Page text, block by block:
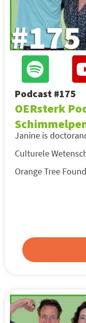
Podcast #175
OERsterk
Janine is
Culturele
Orange Tree